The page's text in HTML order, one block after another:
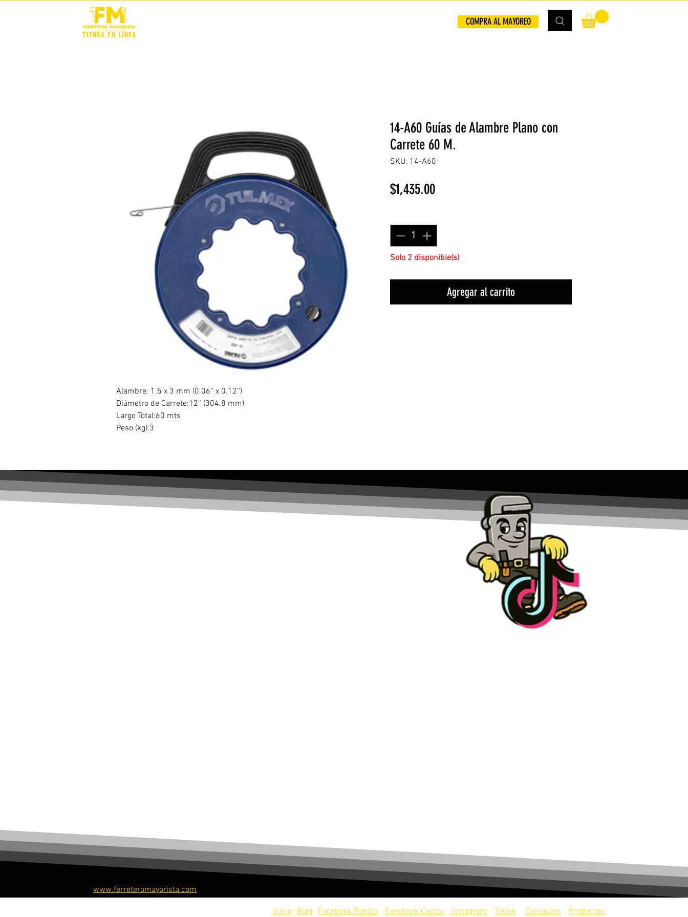
TIENDA EN LÍNEA
COMPRA AL MAYOREO
Alambre: 1.5 x 3 mm (0.06'' x 0.12'')
Diámetro de Carrete:12'' (304.8 mm)
Largo Total:60 mts
Peso (kg):3
14-A60 Guías de Alambre Plano con
Carrete 60 M.
SKU: 14-A60
$1,435.00Precio
Solo 2 disponible(s)
Agregar al carrito
www.ferreteromayorista.com
Inicio Blog Facebook Puebla Facebook Coatza Instagram Tiktok Cotización Productos